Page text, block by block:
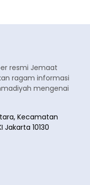
resmi Jemaat
ragam informasi
mengenai
Kecamatan
10130